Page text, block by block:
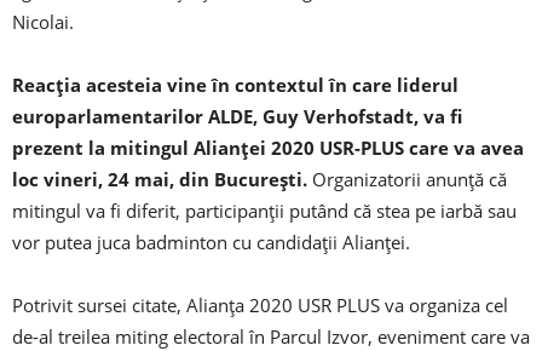
Nicolai.
Reacţia acesteia vine în contextul în care liderul
europarlamentarilor ALDE, Guy Verhofstadt, va fi
prezent la mitingul Alianţei 2020 USR-PLUS care va avea
loc vineri, 24 mai, din Bucureşti. Organizatorii anunţă că
mitingul va fi diferit, participanţii putând că stea pe iarbă sau
vor putea juca badminton cu candidaţii Alianţei.
Potrivit sursei citate, Alianţa 2020 USR PLUS va organiza cel
de-al treilea miting electoral în Parcul Izvor, eveniment care va